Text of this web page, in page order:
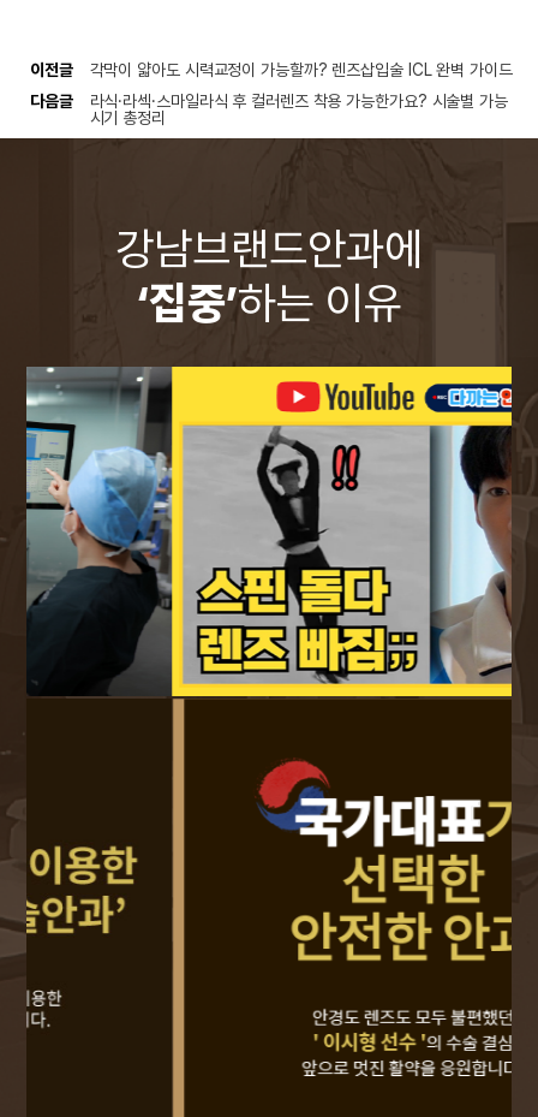
이전글
각막이 얇아도 시력교정이 가능할까? 렌즈삽입술 ICL 완벽 가이드
다음글
라식·라섹·스마일라식 후 컬러렌즈 착용 가능한가요? 시술별 가능
시기 총정리
강남브랜드안과에
‘집중’하는 이유